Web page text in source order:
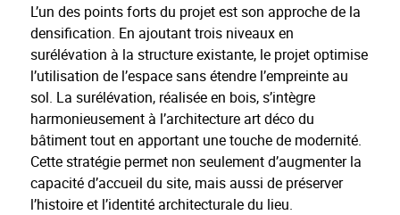
L’un des points forts du projet est son approche de la
densification. En ajoutant trois niveaux en
surélévation à la structure existante, le projet optimise
l’utilisation de l’espace sans étendre l’empreinte au
sol. La surélévation, réalisée en bois, s’intègre
harmonieusement à l’architecture art déco du
bâtiment tout en apportant une touche de modernité.
Cette stratégie permet non seulement d’augmenter la
capacité d’accueil du site, mais aussi de préserver
l’histoire et l’identité architecturale du lieu.